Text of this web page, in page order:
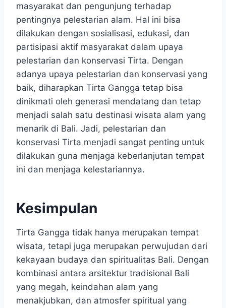
masyarakat dan pengunjung terhadap
pentingnya pelestarian alam. Hal ini bisa
dilakukan dengan sosialisasi, edukasi, dan
partisipasi aktif masyarakat dalam upaya
pelestarian dan konservasi Tirta. Dengan
adanya upaya pelestarian dan konservasi yang
baik, diharapkan Tirta Gangga tetap bisa
dinikmati oleh generasi mendatang dan tetap
menjadi salah satu destinasi wisata alam yang
menarik di Bali. Jadi, pelestarian dan
konservasi Tirta menjadi sangat penting untuk
dilakukan guna menjaga keberlanjutan tempat
ini dan menjaga kelestariannya.
Kesimpulan
Tirta Gangga tidak hanya merupakan tempat
wisata, tetapi juga merupakan perwujudan dari
kekayaan budaya dan spiritualitas Bali. Dengan
kombinasi antara arsitektur tradisional Bali
yang megah, keindahan alam yang
menakjubkan, dan atmosfer spiritual yang